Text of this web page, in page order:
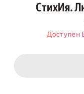
СтихИя.
Доступен